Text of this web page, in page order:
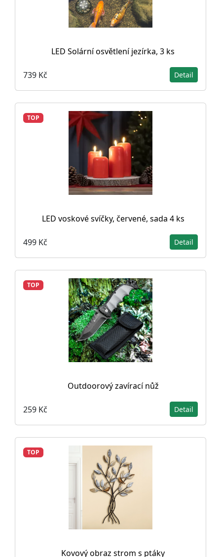
LED Solární osvětlení jezírka, 3 ks
739 Kč Detail
TOP
LED voskové svíčky, červené, sada 4 ks
499 Kč Detail
TOP
Outdoorový zavírací nůž
259 Kč Detail
TOP
Kovový obraz strom s ptáky